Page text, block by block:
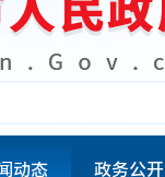
动态 政务公开